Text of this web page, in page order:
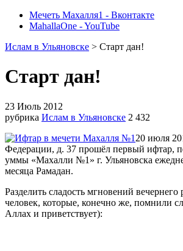
Мечеть Махалля1 - Вконтакте
MahallaOne - YouTube
Ислам в Ульяновске > Старт дан!
Старт дан!
23 Июль 2012
рубрика Ислам в Ульяновске 2 432
20 июля
Федерации, д. 37 прошёл первый ифтар,
уммы «Махалли №1» г. Ульяновска
месяца Рамадан.
Разделить сладость мгновений
человек, которые, конечно же, помнили
Аллах и приветствует):